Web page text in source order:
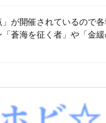
」が開催されているので
蒼海を征く者」や「金